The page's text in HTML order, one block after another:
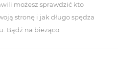
możesz sprawdzić kto
stronę i jak długo spędza
Bądź na bieżąco.